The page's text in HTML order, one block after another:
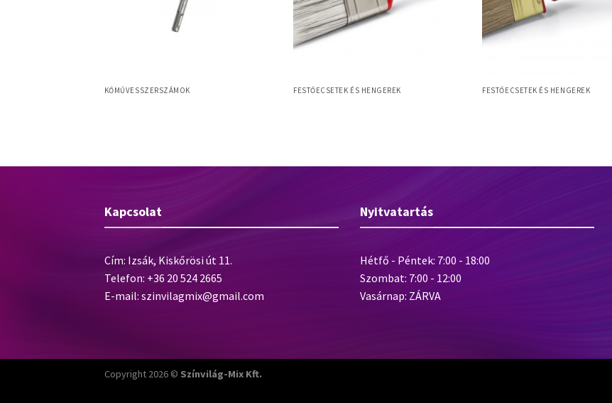
KŐMŰVESSZERSZÁMOK FESTŐECSETEK ÉS HENGEREK FESTŐECSETEK ÉS HENGEREK
Kapcsolat
Cím: Izsák, Kiskőrösi út 11.
Telefon: +36 20 524 2665
E-mail: szinvilagmix@gmail.com
Nyitvatartás
Hétfő - Péntek: 7:00 - 18:00
Szombat: 7:00 - 12:00
Vasárnap: ZÁRVA
Copyright 2026 © Színvilág-Mix Kft.